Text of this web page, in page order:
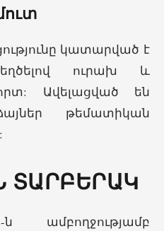
կատարված է
ուրախ և
Ավելացված են
թեմատիկան
ՏԱՐԲԵՐԱԿ
ամբողջությամբ